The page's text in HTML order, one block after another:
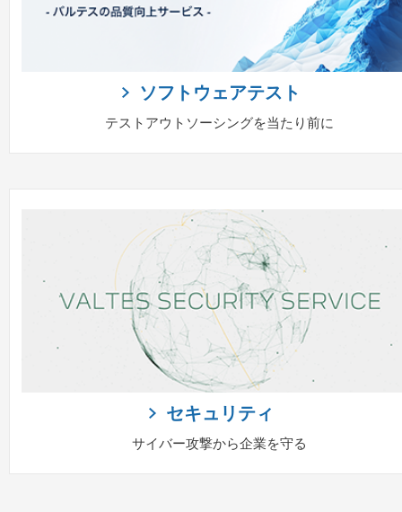
ソフトウェアテスト
テストアウトソーシングを当たり前に
セキュリティ
サイバー攻撃から企業を守る